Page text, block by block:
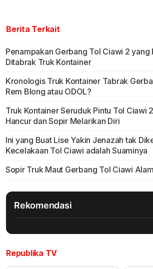
Berita Terkait
Penampakan Gerbang Tol Ciawi 2 yang
Ditabrak Truk Kontainer
Kronologis Truk Kontainer Tabrak
Rem Blong atau ODOL?
Truk Kontainer Seruduk Pintu Tol Ciawi
Hancur dan Sopir Melarikan Diri
Ini yang Buat Lise Yakin Jenazah tak
Kecelakaan Tol Ciawi adalah Suaminya
Sopir Truk Maut Gerbang Tol Ciawi
Rekomendasi
Republika TV